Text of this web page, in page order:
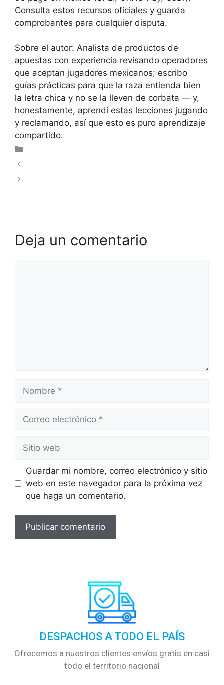
Consulta estos recursos oficiales y guarda
comprobantes para cualquier disputa.
Sobre el autor: Analista de productos de
apuestas con experiencia revisando operadores
que aceptan jugadores mexicanos; escribo
guías prácticas para que la raza entienda bien
la letra chica y no se la lleven de corbata — y,
honestamente, aprendí estas lecciones jugando
y reclamando, así que esto es puro aprendizaje
compartido.
Deja un comentario
Guardar mi nombre, correo electrónico y sitio
web en este navegador para la próxima vez
que haga un comentario.
DESPACHOS A TODO EL PAÍS
Ofrecemos a nuestros clientes envíos gratis en casi
todo el territorio nacional